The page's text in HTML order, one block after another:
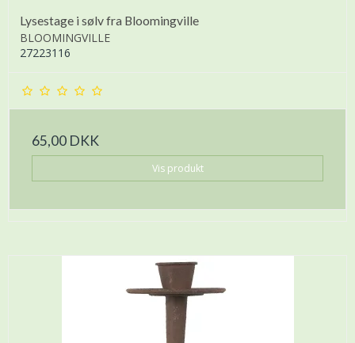
Lysestage i sølv fra Bloomingville
BLOOMINGVILLE
27223116
65,00 DKK
Vis produkt